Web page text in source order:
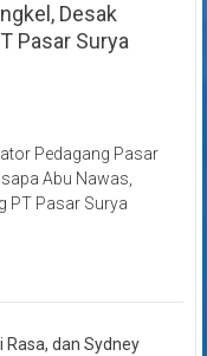
Desak
Pasar Surya
Pedagang Pasar
Abu Nawas,
PT Pasar Surya
Rasa, dan Sydney